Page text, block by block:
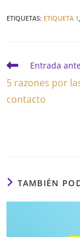
ETIQUETAS: ETIQUETA 1,
Leer
artículos
Entrada
5 razones por
contacto
TAMBIÉN